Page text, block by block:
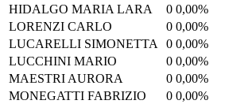
HIDALGO MARIA LARA
0 0,00%
LORENZI CARLO
0 0,00%
LUCARELLI SIMONETTA
0 0,00%
LUCCHINI MARIO
0 0,00%
MAESTRI AURORA
0 0,00%
MONEGATTI FABRIZIO
0 0,00%